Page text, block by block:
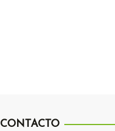
CONTACTO